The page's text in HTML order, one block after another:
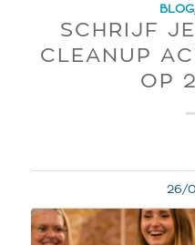
BLOG
SCHRIJF
CLEANUP
OP
26/